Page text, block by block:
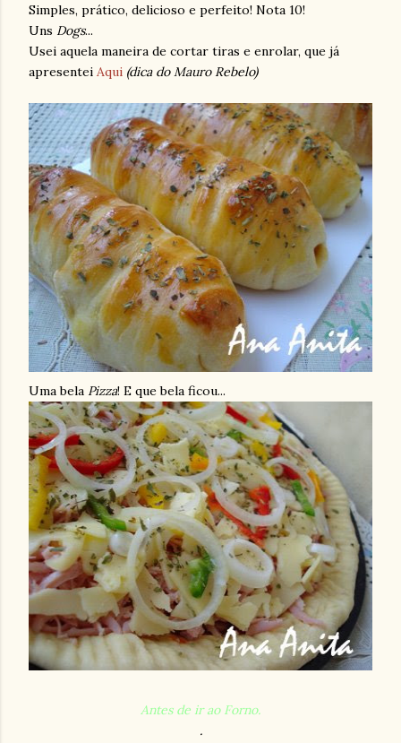
Simples, prático, delicioso e perfeito! Nota 10!
Uns Dogs...
Usei aquela maneira de cortar tiras e enrolar, que já
apresentei Aqui (dica do Mauro Rebelo)
Uma bela Pizza! E que bela ficou...
Antes de ir ao Forno.
.